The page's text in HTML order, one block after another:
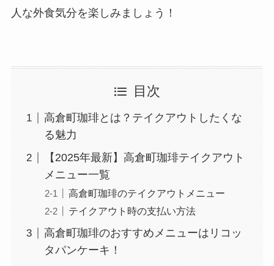
人な外食気分を楽しみましょう！
目次
高倉町珈琲とは？テイクアウトしたくな
る魅力
【2025年最新】高倉町珈琲テイクアウト
メニュー一覧
高倉町珈琲のテイクアウトメニュー
テイクアウト時の支払い方法
高倉町珈琲のおすすめメニューはリコッ
タパンケーキ！